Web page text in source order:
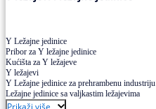
Y Ležajne jedinice
Pribor za Y ležajne jedinice
Kućišta za Y ležajeve
Y ležajevi
Y Ležajne jedinice za prehrambenu industriju
Ležajne jedinice sa valjkastim ležajevima
Prikaži više